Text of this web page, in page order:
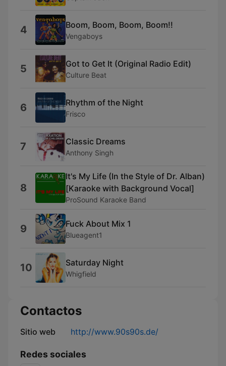
4 Boom, Boom, Boom, Boom!!
Vengaboys
5 Got to Get It (Original Radio Edit)
Culture Beat
6 Rhythm of the Night
Frisco
7 Classic Dreams
Anthony Singh
8
It's My Life (In the Style of Dr. Alban)
[Karaoke with Background Vocal]
ProSound Karaoke Band
9 Fuck About Mix 1
Blueagent1
10 Saturday Night
Whigfield
Contactos
Sitio web http://www.90s90s.de/
Redes sociales